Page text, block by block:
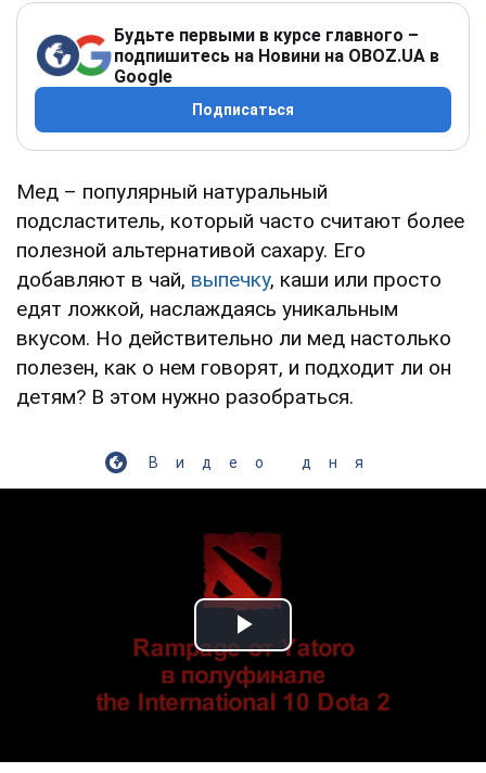
Будьте первыми в курсе главного –
подпишитесь на Новини на OBOZ.UA в
Google
Подписаться
Мед – популярный натуральный
подсластитель, который часто считают более
полезной альтернативой сахару. Его
добавляют в чай, выпечку, каши или просто
едят ложкой, наслаждаясь уникальным
вкусом. Но действительно ли мед настолько
полезен, как о нем говорят, и подходит ли он
детям? В этом нужно разобраться.
Видео дня
Play Video